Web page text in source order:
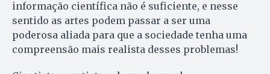
informação científica não é suficiente, e nesse
sentido as artes podem passar a ser uma
poderosa aliada para que a sociedade tenha uma
compreensão mais realista desses problemas!